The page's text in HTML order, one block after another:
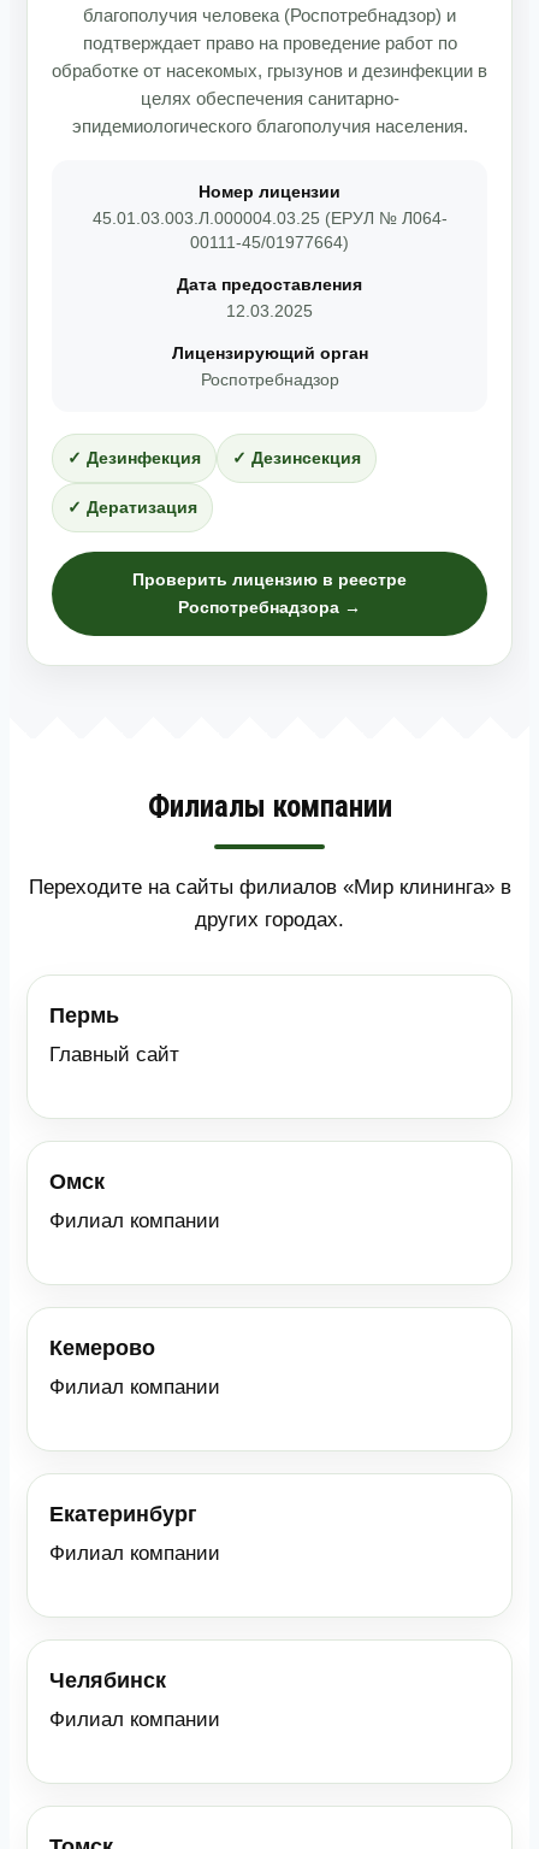
благополучия человека (Роспотребнадзор) и
подтверждает право на проведение работ по
обработке от насекомых, грызунов и дезинфекции в
целях обеспечения санитарно-
эпидемиологического благополучия населения.
Номер лицензии
45.01.03.003.Л.000004.03.25 (ЕРУЛ № Л064-
00111-45/01977664)
Дата предоставления
12.03.2025
Лицензирующий орган
Роспотребнадзор
✓ Дезинфекция ✓ Дезинсекция
✓ Дератизация
Проверить лицензию в реестре
Роспотребнадзора →
Филиалы компании
Переходите на сайты филиалов «Мир клининга» в
других городах.
Пермь
Главный сайт
Омск
Филиал компании
Кемерово
Филиал компании
Екатеринбург
Филиал компании
Челябинск
Филиал компании